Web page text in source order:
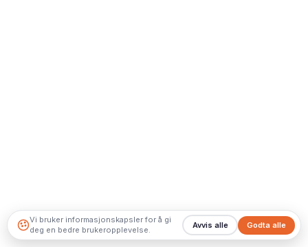
Vi bruker informasjonskapsler for å gi
deg en bedre brukeropplevelse.
Godta alle
Avvis alle